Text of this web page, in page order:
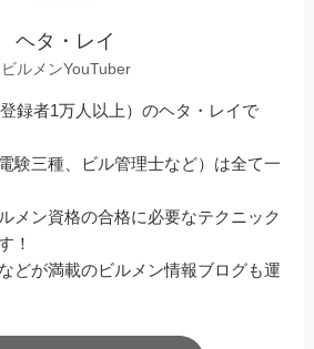
ヘタ・レイ
ビルメンYouTuber
録者1万人以上）のヘタ・レイで
験三種、ビル管理士など）は全て一
メン資格の合格に必要なテクニック
！
どが満載のビルメン情報ブログも運